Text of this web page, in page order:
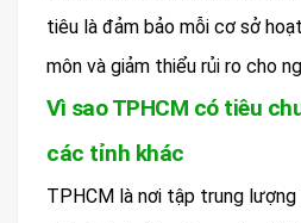
tiêu là đảm bảo mỗi cơ sở
môn và giảm thiểu rủi ro cho
Vì sao TPHCM có tiêu
các tỉnh khác
TPHCM là nơi tập trung